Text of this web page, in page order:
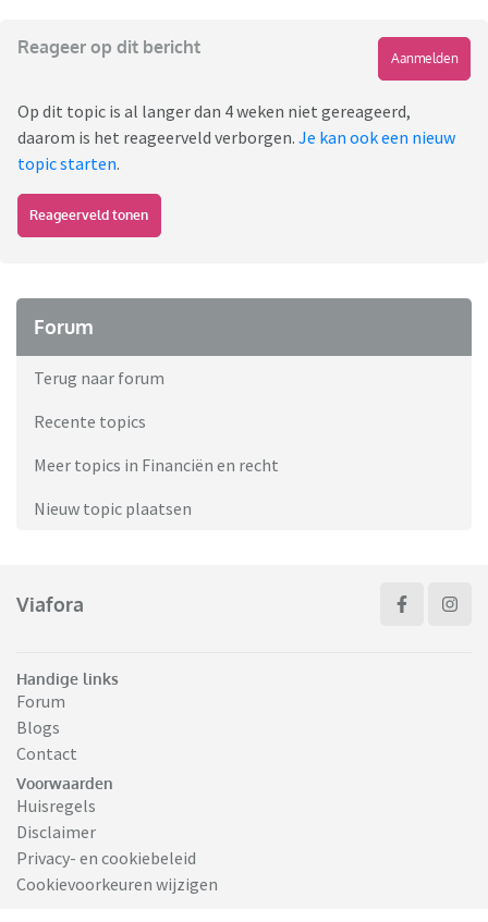
Reageer op dit bericht
Aanmelden
Op dit topic is al langer dan 4 weken niet gereageerd,
daarom is het reageerveld verborgen. Je kan ook een nieuw
topic starten.
Reageerveld tonen
Forum
Terug naar forum
Recente topics
Meer topics in Financiën en recht
Nieuw topic plaatsen
Viafora
Handige links
Forum
Blogs
Contact
Voorwaarden
Huisregels
Disclaimer
Privacy- en cookiebeleid
Cookievoorkeuren wijzigen